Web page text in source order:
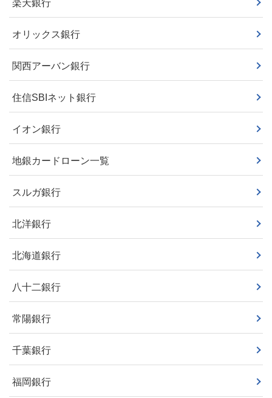
楽天銀行
オリックス銀行
関西アーバン銀行
住信SBIネット銀行
イオン銀行
地銀カードローン一覧
スルガ銀行
北洋銀行
北海道銀行
八十二銀行
常陽銀行
千葉銀行
福岡銀行